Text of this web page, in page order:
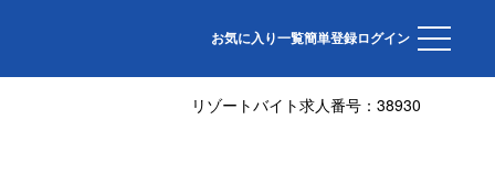
お気に入り一覧簡単登録ログイン
リゾートバイト求人番号： 38930